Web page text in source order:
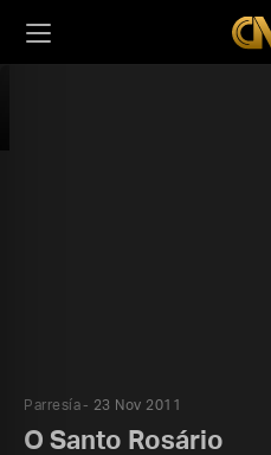
Parresía 23 Nov 2011
O Santo Rosário